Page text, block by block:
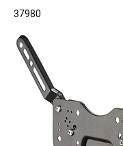
37980